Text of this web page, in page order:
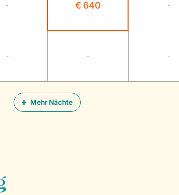
Mehr Nächte
- € 640 -
- - -